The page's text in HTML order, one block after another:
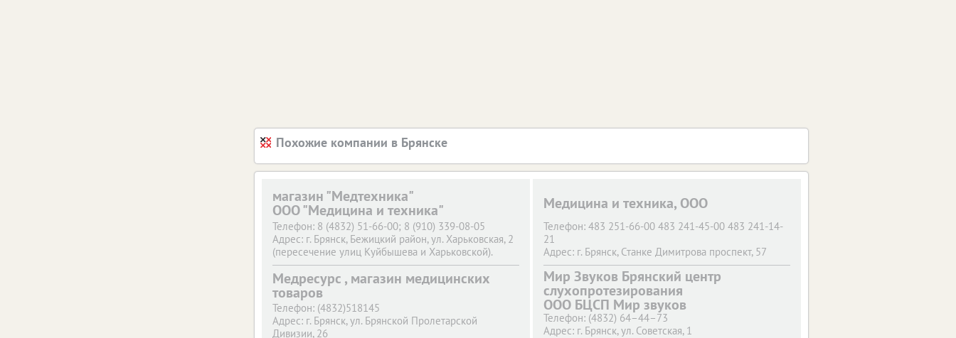
Похожие компании в Брянске
магазин "Медтехника"
ООО "Медицина и техника"
Телефон: 8 (4832) 51-66-00; 8 (910) 339-08-05
Адрес: г. Брянск, Бежицкий район, ул. Харьковская, 2
(пересечение улиц Куйбышева и Харьковской).
Телефон: 8 (4832) 41-59-23
Адрес: г. Брянск,
проспект Станке Димитрова, 86-а
(территория Брянской Областной больницы №1,
напротив Перинатального центра)
Телефон: 8 (4832) 41-45-00
Адрес: г. Брянск, проспект Станке Димитрова, 55 А
Медицина и техника, ООО
Телефон: 483 251-66-00 483 241-45-00 483 241-14-
21
Адрес: г. Брянск, Станке Димитрова проспект, 57
Телефон: 483 251-66-00 483 241-45-00 483 241-14-
21
Адрес: г. Брянск, Станке Димитрова проспект, 86а
Телефон: 483 251-66-00 483 241-45-00 483 241-14-
21
Адрес: г. Брянск, Харьковская, 2
Медресурс , магазин медицинских
товаров
Телефон: (4832)518145
Адрес: г. Брянск, ул. Брянской Пролетарской
Дивизии, 26
Мир Звуков Брянский центр
слухопротезирования
ООО БЦСП Мир звуков
Телефон: (4832) 64–44–73
Адрес: г. Брянск, ул. Советская, 1